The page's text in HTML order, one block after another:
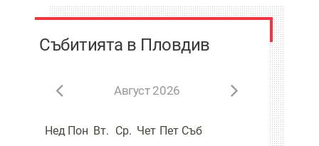
Събитията в Пловдив
Август 2026
Нед Пон Вт. Ср. Чет Пет Съб